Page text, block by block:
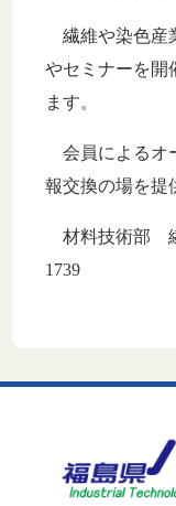
繊維や染色産
やセミナーを開
ます。
会員によるオ
報交換の場を提
材料技術部
1739